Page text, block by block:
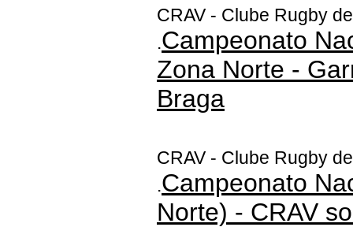
CRAV - Clube Rugby
.Campeonato
Zona Norte -
Braga
CRAV - Clube Rugby
.Campeonato
Norte) - CRAV